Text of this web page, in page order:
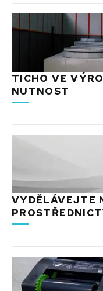
TICHO VE
NUTNOST
VYDĚLÁVEJTE